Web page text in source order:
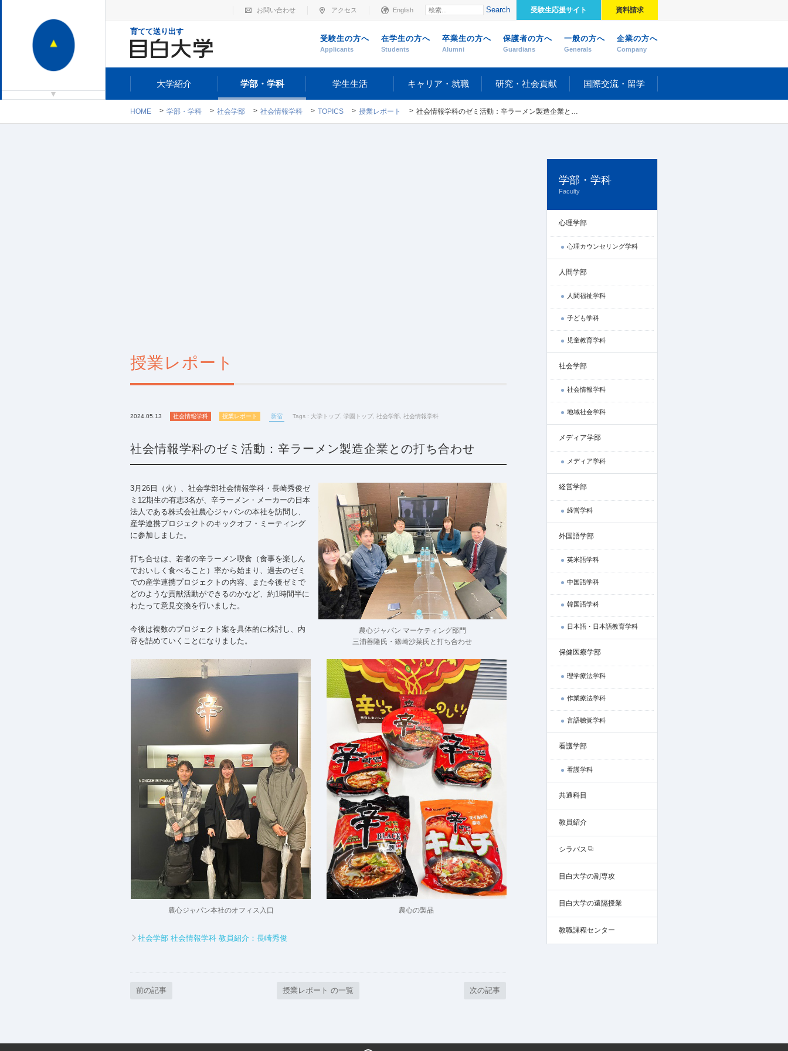
育てて送り出す
お問い合わせ アクセス English Search 受験生応援サイト 資料請求
受験生の方へ
Applicants
在学生の方へ
Students
卒業生の方へ
Alumni
保護者の方へ
Guardians
一般の方へ
Generals
企業の方へ
Company
大学紹介 学部・学科 学生生活 キャリア・就職 研究・社会貢献 国際交流・留学
HOME 学部・学科 社会学部 社会情報学科 TOPICS 授業レポート 社会情報学科のゼミ活動：辛ラーメン製造企業との打ち合わせ
授業レポート
2024.05.13 社会情報学科 授業レポート 新宿 Tags : 大学トップ 学園トップ 社会学部 社会情報学科
社会情報学科のゼミ活動：辛ラーメン製造企業との打ち合わせ
農心ジャパン マーケティング部門
三浦善隆氏・篠崎沙菜氏と打ち合わせ
3月26日（火）、社会学部社会情報学科・長崎秀俊ゼ
ミ12期生の有志3名が、辛ラーメン・メーカーの日本
法人である株式会社農心ジャパンの本社を訪問し、
産学連携プロジェクトのキックオフ・ミーティング
に参加しました。
打ち合せは、若者の辛ラーメン喫食（食事を楽しん
でおいしく食べること）率から始まり、過去のゼミ
での産学連携プロジェクトの内容、また今後ゼミで
どのような貢献活動ができるのかなど、約1時間半に
わたって意見交換を行いました。
今後は複数のプロジェクト案を具体的に検討し、内
容を詰めていくことになりました。
農心ジャパン本社のオフィス入口 農心の製品
社会学部 社会情報学科 教員紹介：長崎秀俊
前の記事 授業レポート の一覧 次の記事
学部・学科
Faculty
心理学部
心理カウンセリング学科
人間学部
人間福祉学科
子ども学科
児童教育学科
社会学部
社会情報学科
地域社会学科
メディア学部
メディア学科
経営学部
経営学科
外国語学部
英米語学科
中国語学科
韓国語学科
日本語・日本語教育学科
保健医療学部
理学療法学科
作業療法学科
言語聴覚学科
看護学部
看護学科
共通科目
教員紹介
シラバス
目白大学の副専攻
目白大学の遠隔授業
教職課程センター